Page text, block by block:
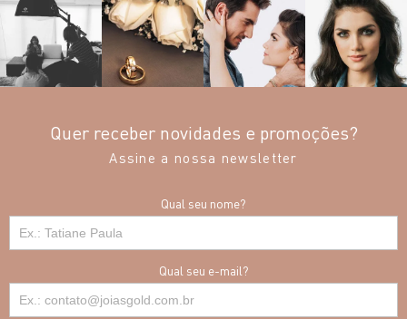
Quer receber novidades e promoções?
Assine a nossa newsletter
Qual seu nome?
Qual seu e-mail?